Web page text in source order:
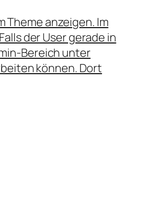
Theme anzeigen. Im
der User gerade in
Bereich unter
können. Dort